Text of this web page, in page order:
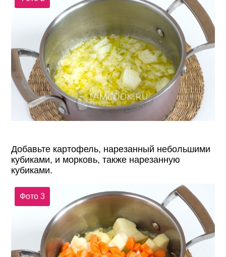
Добавьте картофель, нарезанный небольшими
кубиками, и морковь, также нарезанную
кубиками.
Фото 3